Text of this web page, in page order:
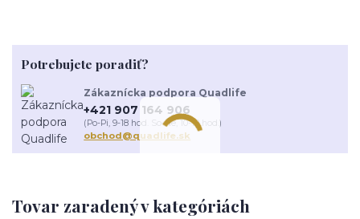
Tovar zaradený v kategóriách
Potrebujete poradiť?
Zákaznícka podpora Quadlife
+421 907 164 906
(Po-Pi, 9-18 hod. So-Ne, 10-18 hod.)
obchod@quadlife.sk